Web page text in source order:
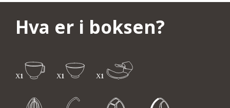
Hva er i boksen?